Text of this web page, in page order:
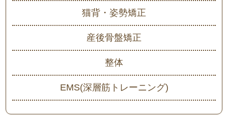
猫背・姿勢矯正
産後骨盤矯正
整体
EMS(深層筋トレーニング)